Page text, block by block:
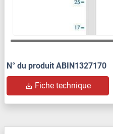
N° du produit ABIN1327170
Fiche technique